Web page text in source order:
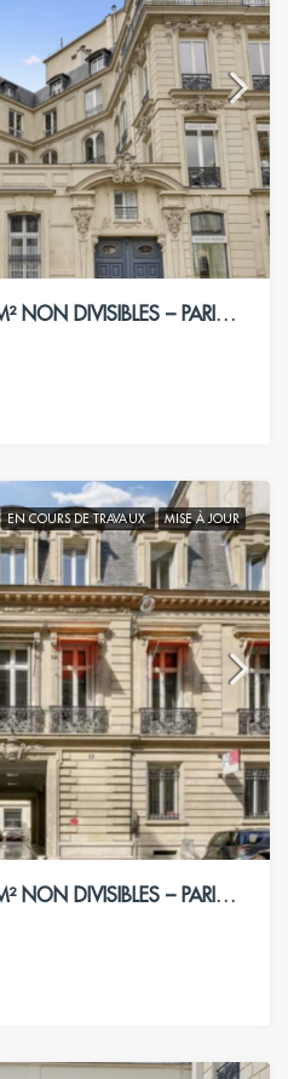
BUREAUX À LOUER 397 M² NON DIVISIBLES – PARIS 8ÈME
EN COURS DE TRAVAUX MISE À JOUR
BUREAUX À LOUER 189 M² NON DIVISIBLES – PARIS 8ÈME